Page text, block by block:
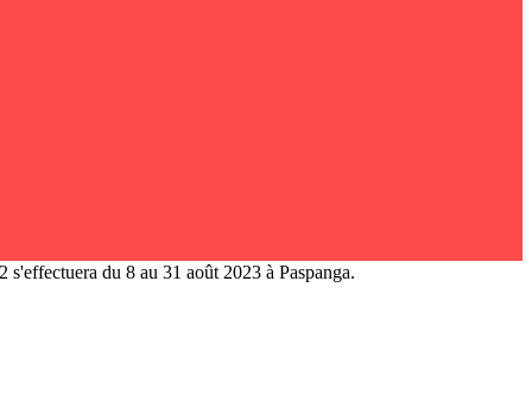
du 8 au 31 août 2023 à Paspanga.